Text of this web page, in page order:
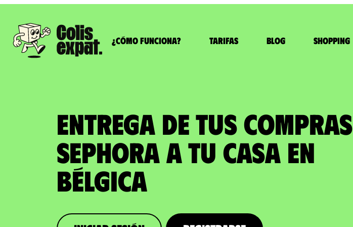
¿Cómo funciona? Tarifas Blog Shopping
ENTREGA DE TUS COMPRAS
SEPHORA a tu casa en
Bélgica